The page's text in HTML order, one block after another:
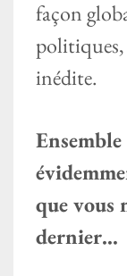
façon
inédite.
que vous
dernier…